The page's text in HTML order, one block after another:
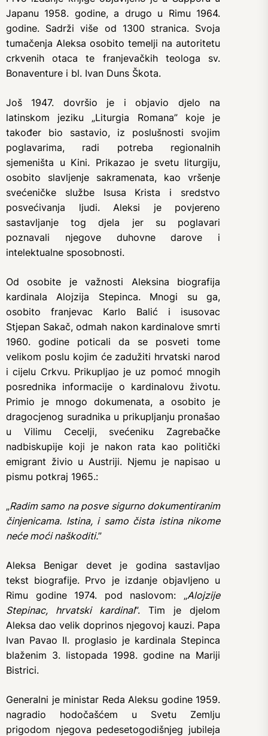
Japanu 1958. godine, a drugo u Rimu 1964.
godine. Sadrži više od 1300 stranica. Svoja
tumačenja Aleksa osobito temelji na autoritetu
crkvenih otaca te franjevačkih teologa sv.
Bonaventure i bl. Ivan Duns Škota.
Još 1947. dovršio je i objavio djelo na
latinskom jeziku „Liturgia Romana” koje je
također bio sastavio, iz poslušnosti svojim
poglavarima, radi potreba regionalnih
sjemeništa u Kini. Prikazao je svetu liturgiju,
osobito slavljenje sakramenata, kao vršenje
svećeničke službe Isusa Krista i sredstvo
posvećivanja ljudi. Aleksi je povjereno
sastavljanje tog djela jer su poglavari
poznavali njegove duhovne darove i
intelektualne sposobnosti.
Od osobite je važnosti Aleksina biografija
kardinala Alojzija Stepinca. Mnogi su ga,
osobito franjevac Karlo Balić i isusovac
Stjepan Sakač, odmah nakon kardinalove smrti
1960. godine poticali da se posveti tome
velikom poslu kojim će zadužiti hrvatski narod
i cijelu Crkvu. Prikupljao je uz pomoć mnogih
posrednika informacije o kardinalovu životu.
Primio je mnogo dokumenata, a osobito je
dragocjenog suradnika u prikupljanju pronašao
u Vilimu Cecelji, svećeniku Zagrebačke
nadbiskupije koji je nakon rata kao politički
emigrant živio u Austriji. Njemu je napisao u
pismu potkraj 1965.:
„Radim samo na posve sigurno dokumentiranim
činjenicama. Istina, i samo čista istina nikome
neće moći naškoditi.”
Aleksa Benigar devet je godina sastavljao
tekst biografije. Prvo je izdanje objavljeno u
Rimu godine 1974. pod naslovom: „Alojzije
Stepinac, hrvatski kardinal”. Tim je djelom
Aleksa dao velik doprinos njegovoj kauzi. Papa
Ivan Pavao II. proglasio je kardinala Stepinca
blaženim 3. listopada 1998. godine na Mariji
Bistrici.
Generalni je ministar Reda Aleksu godine 1959.
nagradio hodočašćem u Svetu Zemlju
prigodom njegova pedesetogodišnjeg jubileja